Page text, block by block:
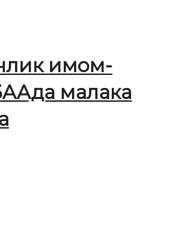
имом-
малака